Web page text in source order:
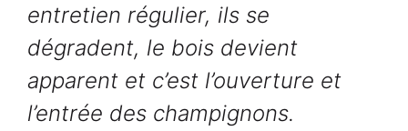
entretien régulier, ils se
dégradent, le bois devient
apparent et c’est l’ouverture et
l’entrée des champignons.